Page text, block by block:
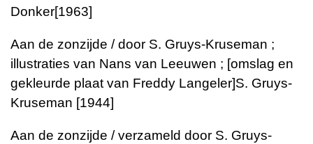
Donker[1963]
Aan de zonzijde / door S. Gruys-Kruseman ;
illustraties van Nans van Leeuwen ; [omslag en
gekleurde plaat van Freddy Langeler]S. Gruys-
Kruseman [1944]
Aan de zonzijde / verzameld door S. Gruys-